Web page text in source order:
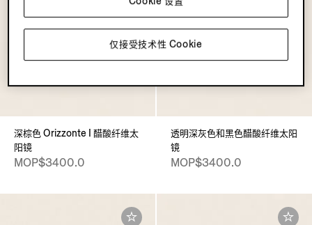
深棕色 Orizzonte I 醋酸纤维太
阳镜
MOP$3400.0
透明深灰色和黑色醋酸纤维太阳
镜
MOP$3400.0
仅接受技术性 Cookie